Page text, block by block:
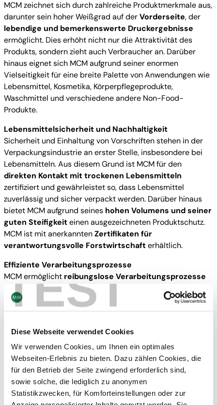
TEST
Diese Webseite verwendet Cookies
Wir verwenden Cookies, um Ihnen ein optimales
Webseiten-Erlebnis zu bieten. Dazu zählen Cookies, die
für den Betrieb der Seite zwingend erforderlich sind,
sowie solche, die lediglich zu anonymen
Statistikzwecken, für Komforteinstellungen oder zur
MCM zeichnet sich durch zahlreiche Produktmerkmale aus,
darunter sein hoher Weißgrad auf derVorderseite, der
lebendige und bemerkenswerte Druckergebnisse
ermöglicht. Dies erhöht nicht nur die Attraktivität des
Produkts, sondern zieht auch Verbraucher an. Darüber
hinaus eignet sich MCM aufgrund seiner enormen
Vielseitigkeit für eine breite Palette von Anwendungen wie
Lebensmittel, Kosmetika, Körperpflegeprodukte,
Waschmittel und verschiedene andere Non-Food-
Produkte.
Lebensmittelsicherheit und Nachhaltigkeit
Sicherheit und Einhaltung von Vorschriften stehen in der
Verpackungsindustrie an erster Stelle, insbesondere bei
Lebensmitteln. Aus diesem Grund ist MCM für den
direkten Kontakt mit trockenen Lebensmitteln
zertifiziert und gewährleistet so, dass Lebensmittel
zuverlässig und sicher verpackt werden. Darüber hinaus
bietet MCM aufgrund seines hohen Volumens und seiner
guten Steifigkeiteinen ausgezeichneten Produktschutz.
MCM ist mit anerkanntenZertifikaten für
verantwortungsvolle Forstwirtschafterhältlich.
Effiziente Verarbeitungsprozesse
MCM ermöglicht reibungslose Verarbeitungsprozesse
auch bei hohen Geschwindigkeiten
ermöglicht effiziente und produktive Abläufe, um den
Anforderungen eines schnelllebigen Marktes gerecht zu
Die Ausweitung der Produktion von MCM auf vier
europäische Werke und das konstante Engagement für
Qualität, Liefersicherheit, Effizienz und Nachhaltigkeit
positionieren MCM als die bevorzugte Wahl
Unternehmen, die einen zuverlässigen und
umweltbewussten Recyclingkarton suchen.